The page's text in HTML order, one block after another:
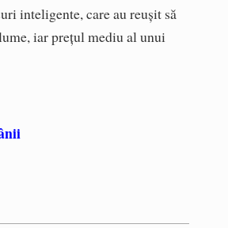
inteligente, care au reuşit să
iar preţul mediu al unui